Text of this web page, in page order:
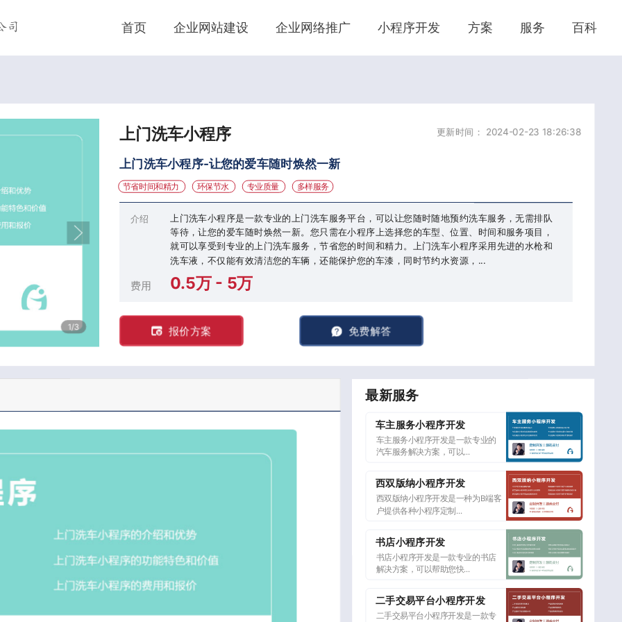
司 首页 企业网站建设 企业网络推广 小程序开发 方案 服务 百科
上门洗车小程序
1/3
更新时间： 2024-02-23 18:26:38
上门洗车小程序-让您的爱车随时焕然一新
上门洗车小程序是一款专业的上门洗车服务平台，可以让您随时随地预约洗车服务，无需排队
等待，让您的爱车随时焕然一新。您只需在小程序上选择您的车型、位置、时间和服务项目，
就可以享受到专业的上门洗车服务，节省您的时间和精力。上门洗车小程序采用先进的水枪和
洗车液，不仅能有效清洁您的车辆，还能保护您的车漆，同时节约水资源，...
介绍
费用 0.5万 - 5万
免费解答
报价方案
节省时间和精力 环保节水 专业质量 多样服务
最新服务
车主服务小程序开发
车主服务小程序开发是一款专业的
汽车服务解决方案，可以...
西双版纳小程序开发
西双版纳小程序开发是一种为B端客
户提供各种小程序定制...
书店小程序开发
书店小程序开发是一款专业的书店
解决方案，可以帮助您快...
二手交易平台小程序开发
二手交易平台小程序开发是一款专